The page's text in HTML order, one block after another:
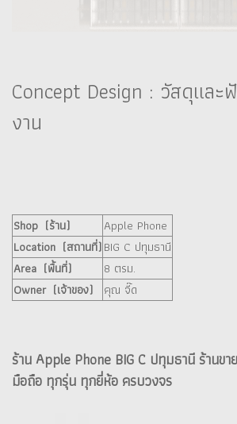
Concept Design : วัสดุและ
งาน
Shop (ร้าน)
Apple Phone
Location (สถานที่)BIG C ปทุมธานี
Area (พื้นที่)
8 ตรม.
Owner (เจ้าของ)
คุณ จี๊ด
ร้าน Apple Phone BIG C ปทุมธานี ร้าน
มือถือ ทุกรุ่น ทุกยี่ห้อ ครบวงจร